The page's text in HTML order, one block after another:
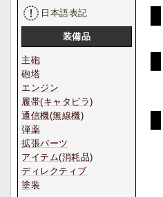
日本語表記
装備品
主砲
砲塔
エンジン
履帯(キャタピラ)
通信機(無線機)
弾薬
拡張パーツ
アイテム(消耗品)
ディレクティブ
塗装